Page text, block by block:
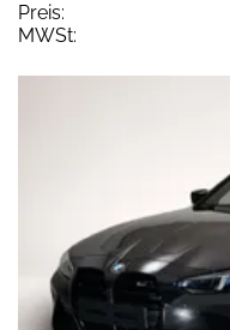
Preis:
MWSt: